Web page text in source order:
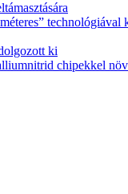
technológiával
ki
chipekkel